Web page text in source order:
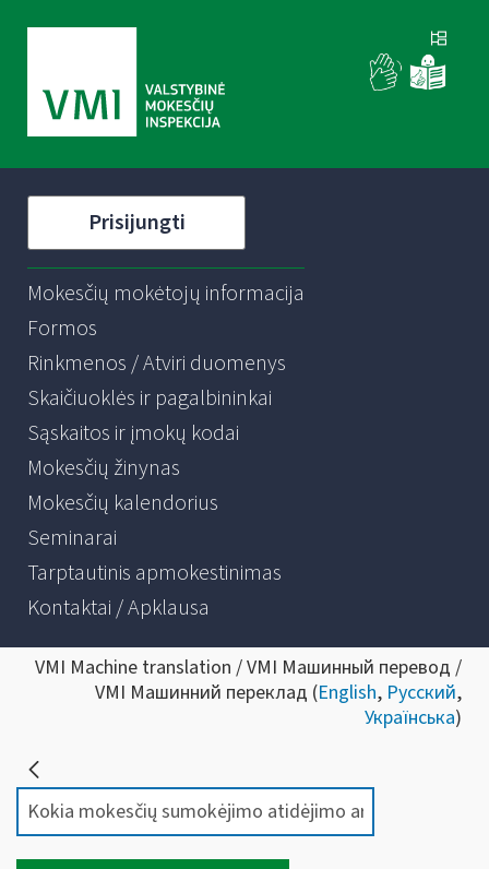
Prisijungti
Mokesčių mokėtojų informacija
Formos
Rinkmenos / Atviri duomenys
Skaičiuoklės ir pagalbininkai
Sąskaitos ir įmokų kodai
Mokesčių žinynas
Mokesčių kalendorius
Seminarai
Tarptautinis apmokestinimas
Kontaktai / Apklausa
VMI Machine translation / VMI Машинный перевод /
VMI Машинний переклад (English, Русский,
Українська)